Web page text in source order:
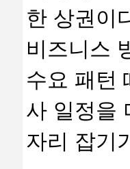
한 상권이
비즈니스
수요 패턴
사 일정을
자리 잡기